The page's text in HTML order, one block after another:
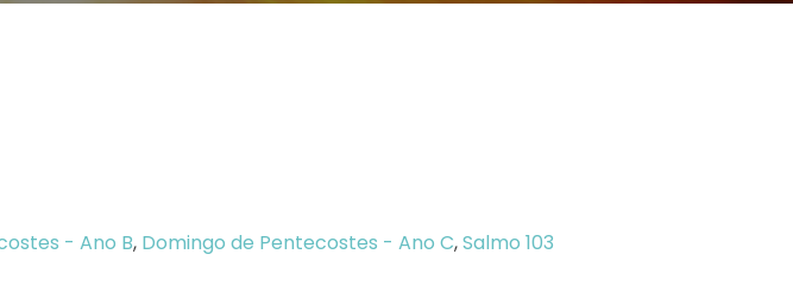
- Ano B, Domingo de Pentecostes - Ano C,Salmo 103